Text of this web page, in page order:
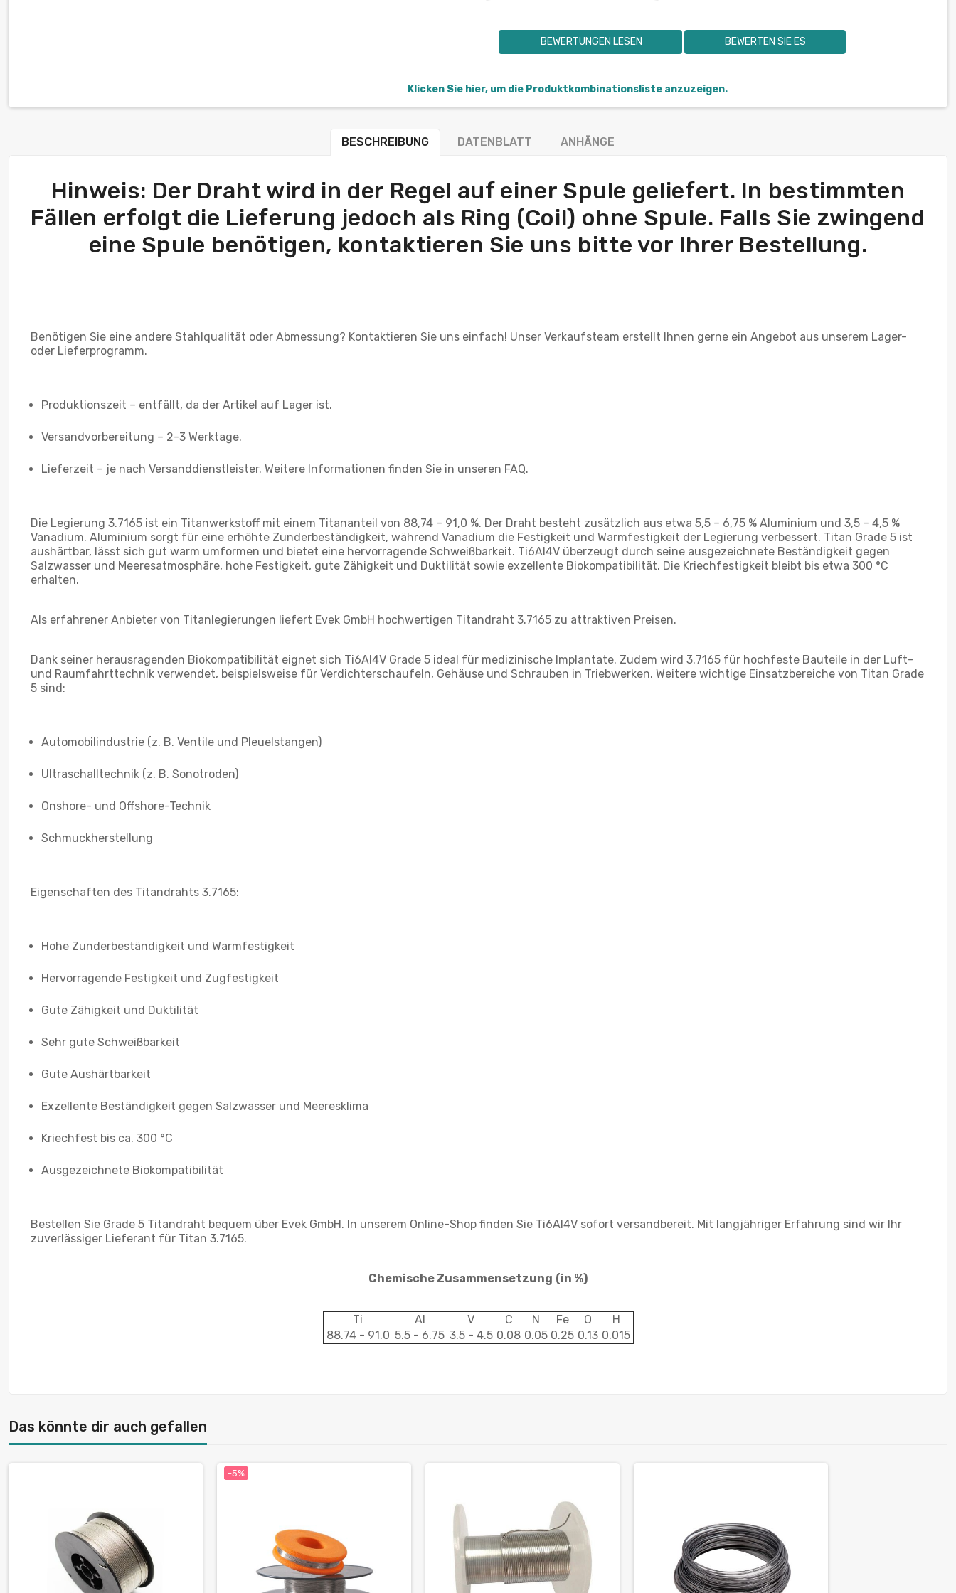
BEWERTUNGEN LESEN BEWERTEN SIE ES
Klicken Sie hier, um die Produktkombinationsliste anzuzeigen.
BESCHREIBUNG DATENBLATT ANHÄNGE
Hinweis: Der Draht wird in der Regel auf einer Spule geliefert. In bestimmten
Fällen erfolgt die Lieferung jedoch als Ring (Coil) ohne Spule. Falls Sie zwingend
eine Spule benötigen, kontaktieren Sie uns bitte vor Ihrer Bestellung.
Benötigen Sie eine andere Stahlqualität oder Abmessung? Kontaktieren Sie uns einfach! Unser Verkaufsteam erstellt Ihnen gerne ein Angebot aus unserem Lager-
oder Lieferprogramm.
Produktionszeit – entfällt, da der Artikel auf Lager ist.
Versandvorbereitung – 2-3 Werktage.
Lieferzeit – je nach Versanddienstleister. Weitere Informationen finden Sie in unseren FAQ.
Die Legierung 3.7165 ist ein Titanwerkstoff mit einem Titananteil von 88,74 – 91,0 %. Der Draht besteht zusätzlich aus etwa 5,5 – 6,75 % Aluminium und 3,5 – 4,5 %
Vanadium. Aluminium sorgt für eine erhöhte Zunderbeständigkeit, während Vanadium die Festigkeit und Warmfestigkeit der Legierung verbessert. Titan Grade 5 ist
aushärtbar, lässt sich gut warm umformen und bietet eine hervorragende Schweißbarkeit. Ti6Al4V überzeugt durch seine ausgezeichnete Beständigkeit gegen
Salzwasser und Meeresatmosphäre, hohe Festigkeit, gute Zähigkeit und Duktilität sowie exzellente Biokompatibilität. Die Kriechfestigkeit bleibt bis etwa 300 °C
erhalten.
Als erfahrener Anbieter von Titanlegierungen liefert Evek GmbH hochwertigen Titandraht 3.7165 zu attraktiven Preisen.
Dank seiner herausragenden Biokompatibilität eignet sich Ti6Al4V Grade 5 ideal für medizinische Implantate. Zudem wird 3.7165 für hochfeste Bauteile in der Luft-
und Raumfahrttechnik verwendet, beispielsweise für Verdichterschaufeln, Gehäuse und Schrauben in Triebwerken. Weitere wichtige Einsatzbereiche von Titan Grade
5 sind:
Automobilindustrie (z. B. Ventile und Pleuelstangen)
Ultraschalltechnik (z. B. Sonotroden)
Onshore- und Offshore-Technik
Schmuckherstellung
Eigenschaften des Titandrahts 3.7165:
Hohe Zunderbeständigkeit und Warmfestigkeit
Hervorragende Festigkeit und Zugfestigkeit
Gute Zähigkeit und Duktilität
Sehr gute Schweißbarkeit
Gute Aushärtbarkeit
Exzellente Beständigkeit gegen Salzwasser und Meeresklima
Kriechfest bis ca. 300 °C
Ausgezeichnete Biokompatibilität
Bestellen Sie Grade 5 Titandraht bequem über Evek GmbH. In unserem Online-Shop finden Sie Ti6Al4V sofort versandbereit. Mit langjähriger Erfahrung sind wir Ihr
zuverlässiger Lieferant für Titan 3.7165.
Chemische Zusammensetzung (in %)
Ti Al V C N Fe O
H
88.74 - 91.0 5.5 - 6.75 3.5 - 4.5 0.08 0.05 0.25 0.13 0.015
Das könnte dir auch gefallen
-5%